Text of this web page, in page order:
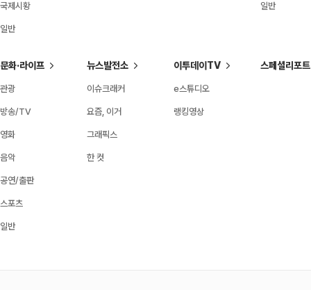
국제시황
일반
일반
문화·라이프
관광
방송/TV
영화
음악
공연/출판
스포츠
일반
뉴스발전소
이슈크래커
요즘, 이거
그래픽스
한 컷
이투데이TV
e스튜디오
랭킹영상
스페셜리포트